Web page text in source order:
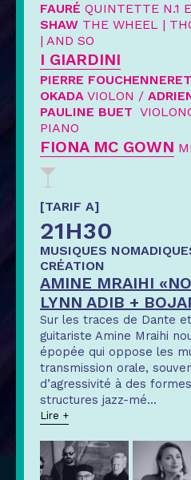
FAURÉ QUINTETTE N.1
SHAW THE WHEEL |
| AND SO
I GIARDINI
PIERRE FOUCHENNERET
OKADA VIOLON /
PAULINE BUET
PIANO
FIONA MC GOWN
[TARIF A]
21H30
MUSIQUES
CRÉATION
AMINE MRAIHI
LYNN ADIB +
Sur les traces de Dante
guitariste Amine Mraihi
épopée qui oppose les
transmission orale,
d’agressivité à des
structures jazz-mé...
Lire +